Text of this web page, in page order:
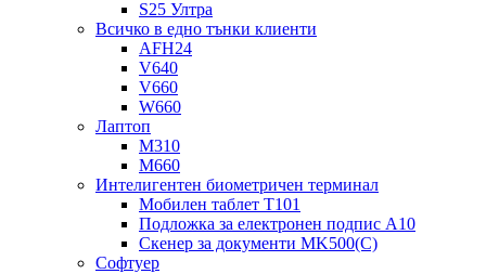
S25 Ултра
Всичко в едно тънки клиенти
AFH24
V640
V660
W660
Лаптоп
М310
М660
Интелигентен биометричен терминал
Мобилен таблет T101
Подложка за електронен подпис A10
Скенер за документи MK500(C)
Софтуер